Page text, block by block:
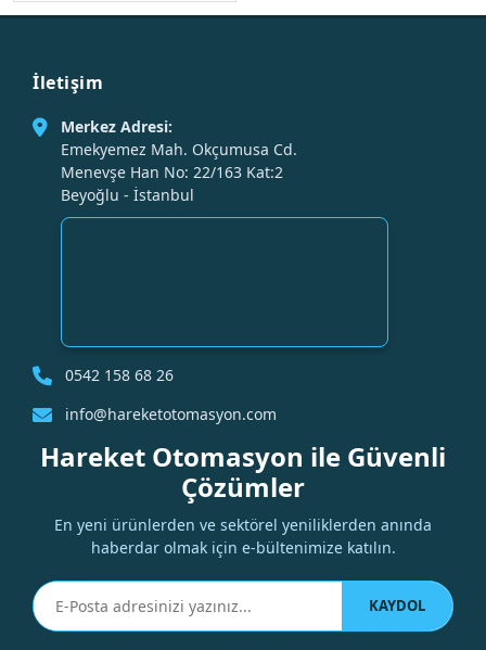
İletişim
Merkez Adresi:
Emekyemez Mah. Okçumusa Cd.
Menevşe Han No: 22/163 Kat:2
Beyoğlu - İstanbul
0542 158 68 26
info@hareketotomasyon.com
Hareket Otomasyon ile Güvenli
Çözümler
En yeni ürünlerden ve sektörel yeniliklerden anında
haberdar olmak için e-bültenimize katılın.
KAYDOL